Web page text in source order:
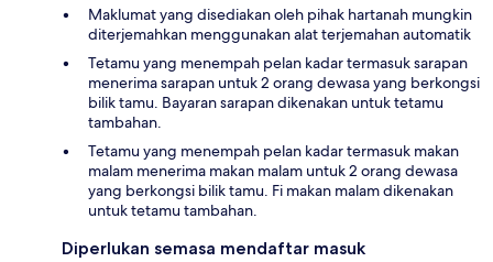
Maklumat yang disediakan oleh pihak hartanah mungkin
diterjemahkan menggunakan alat terjemahan automatik
Tetamu yang menempah pelan kadar termasuk sarapan
menerima sarapan untuk 2 orang dewasa yang berkongsi
bilik tamu. Bayaran sarapan dikenakan untuk tetamu
tambahan.
Tetamu yang menempah pelan kadar termasuk makan
malam menerima makan malam untuk 2 orang dewasa
yang berkongsi bilik tamu. Fi makan malam dikenakan
untuk tetamu tambahan.
Diperlukan semasa mendaftar masuk